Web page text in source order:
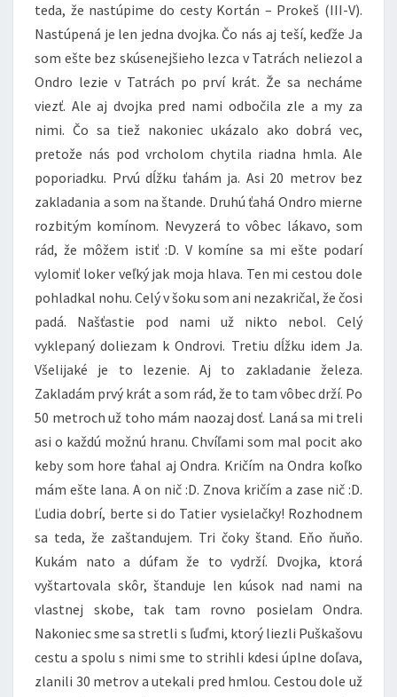
teda, že nastúpime do cesty Kortán – Prokeš (III-V).
Nastúpená je len jedna dvojka. Čo nás aj teší, keďže Ja
som ešte bez skúsenejšieho lezca v Tatrách neliezol a
Ondro lezie v Tatrách po prví krát. Že sa necháme
viezť. Ale aj dvojka pred nami odbočila zle a my za
nimi. Čo sa tiež nakoniec ukázalo ako dobrá vec,
pretože nás pod vrcholom chytila riadna hmla. Ale
poporiadku. Prvú dĺžku ťahám ja. Asi 20 metrov bez
zakladania a som na štande. Druhú ťahá Ondro mierne
rozbitým komínom. Nevyzerá to vôbec lákavo, som
rád, že môžem istiť :D. V komíne sa mi ešte podarí
vylomiť loker veľký jak moja hlava. Ten mi cestou dole
pohladkal nohu. Celý v šoku som ani nezakričal, že čosi
padá. Našťastie pod nami už nikto nebol. Celý
vyklepaný doliezam k Ondrovi. Tretiu dĺžku idem Ja.
Všelijaké je to lezenie. Aj to zakladanie železa.
Zakladám prvý krát a som rád, že to tam vôbec drží. Po
50 metroch už toho mám naozaj dosť. Laná sa mi treli
asi o každú možnú hranu. Chvíľami som mal pocit ako
keby som hore ťahal aj Ondra. Kričím na Ondra koľko
mám ešte lana. A on nič :D. Znova kričím a zase nič :D.
Ľudia dobrí, berte si do Tatier vysielačky! Rozhodnem
sa teda, že zaštandujem. Tri čoky štand. Eňo ňuňo.
Kukám nato a dúfam že to vydrží. Dvojka, ktorá
vyštartovala skôr, štanduje len kúsok nad nami na
vlastnej skobe, tak tam rovno posielam Ondra.
Nakoniec sme sa stretli s ľuďmi, ktorý liezli Puškašovu
cestu a spolu s nimi sme to strihli kdesi úplne doľava,
zlanili 30 metrov a utekali pred hmlou. Cestou dole už